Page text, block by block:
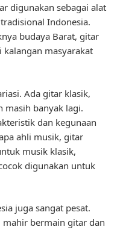
digunakan sebagai alat
Indonesia.
budaya Barat, gitar
masyarakat
Ada gitar klasik,
masih banyak lagi.
dan kegunaan
ahli musik, gitar
musik klasik,
digunakan untuk
juga sangat pesat.
mahir bermain gitar dan